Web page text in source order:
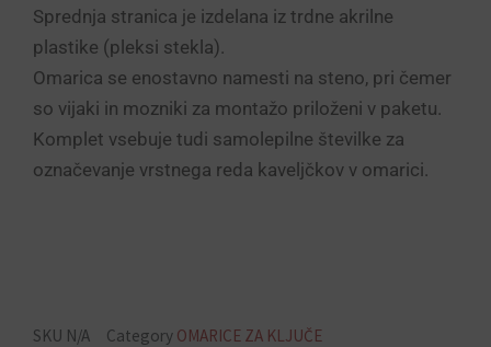
Sprednja stranica je izdelana iz trdne akrilne
plastike (pleksi stekla).
Omarica se enostavno namesti na steno, pri čemer
so vijaki in mozniki za montažo priloženi v paketu.
Komplet vsebuje tudi samolepilne številke za
označevanje vrstnega reda kaveljčkov v omarici.
SKU N/A Category OMARICE ZA KLJUČE